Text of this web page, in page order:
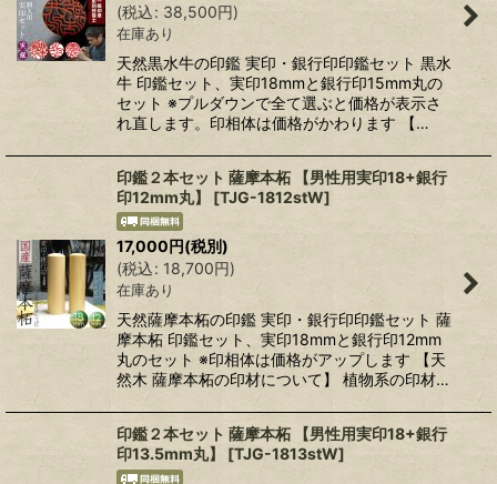
(税込: 38,500円)
在庫あり
天然黒水牛の印鑑 実印・銀行印印鑑セット 黒水
牛 印鑑セット、実印18mmと銀行印15mm丸の
セット ※プルダウンで全て選ぶと価格が表示さ
れ直します。印相体は価格がかわります 【…
印鑑２本セット 薩摩本柘 【男性用実印18+銀行
印12mm丸】
[TJG-1812stW]
17,000 円(税別)
(税込: 18,700円)
在庫あり
天然薩摩本柘の印鑑 実印・銀行印印鑑セット 薩
摩本柘 印鑑セット、実印18mmと銀行印12mm
丸のセット ※印相体は価格がアップします 【天
然木 薩摩本柘の印材について】 植物系の印材…
印鑑２本セット 薩摩本柘 【男性用実印18+銀行
印13.5mm丸】
[TJG-1813stW]